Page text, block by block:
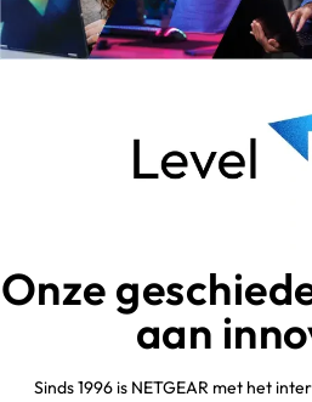
Onze
aan
Sinds 1996 is NETGEAR met het